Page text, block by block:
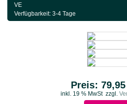
VE
Verfügbarkeit: 3-4 Tage
Preis: 79,95
inkl. 19 % MwStzzgl.